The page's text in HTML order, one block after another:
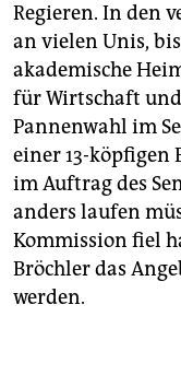
Regieren. In den
an vielen Unis,
akademische
für Wirtschaft
Pannenwahl im
einer 13-
im Auftrag des
anders laufen
Kommission fiel
Bröchler das
werden.